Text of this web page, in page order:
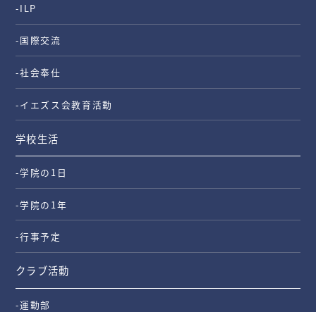
-ILP
-国際交流
-社会奉仕
-イエズス会教育活動
学校生活
-学院の1日
-学院の1年
-行事予定
クラブ活動
-運動部